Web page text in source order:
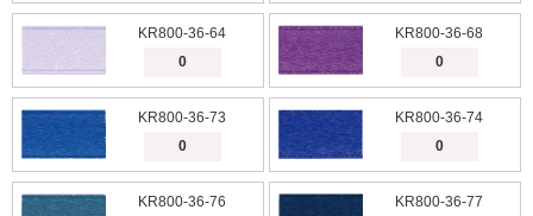
KR800-36-64 KR800-36-68
KR800-36-73 KR800-36-74
KR800-36-76 KR800-36-77